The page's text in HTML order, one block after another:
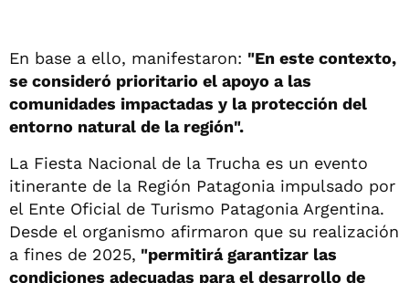
En base a ello, manifestaron: "En este contexto,
se consideró prioritario el apoyo a las
comunidades impactadas y la protección del
entorno natural de la región".
La Fiesta Nacional de la Trucha es un evento
itinerante de la Región Patagonia impulsado por
el Ente Oficial de Turismo Patagonia Argentina.
Desde el organismo afirmaron que su realización
a fines de 2025, "permitirá garantizar las
condiciones adecuadas para el desarrollo de